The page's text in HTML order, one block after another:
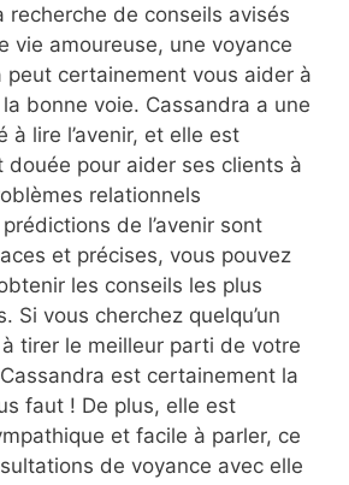
recherche de conseils avisés
vie amoureuse, une voyance
peut certainement vous aider à
bonne voie. Cassandra a une
à lire l’avenir, et elle est
douée pour aider ses clients à
relationnels
de l’avenir sont
et précises, vous pouvez
les conseils les plus
Si vous cherchez quelqu’un
tirer le meilleur parti de votre
est certainement la
faut ! De plus, elle est
et facile à parler, ce
de voyance avec elle